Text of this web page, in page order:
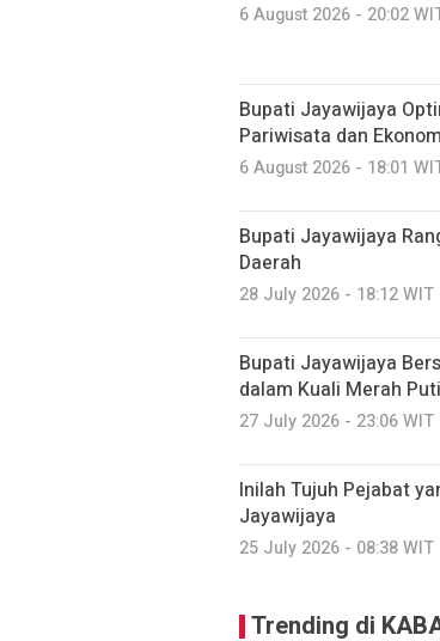
6 August 2026 - 20:02
Bupati Jayawijaya
Pariwisata dan
6 August 2026 - 18:01
Bupati Jayawijaya
Daerah
28 July 2026 - 18:12 WIT
Bupati Jayawijaya
dalam Kuali Merah
27 July 2026 - 23:06 WIT
Inilah Tujuh Pejabat
Jayawijaya
25 July 2026 - 08:38 WIT
Trending di